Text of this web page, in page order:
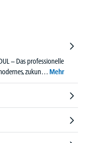
– Das professionelle
zukun… Mehr